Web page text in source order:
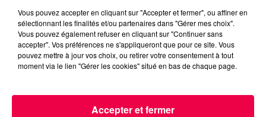
3 août 2026
PRÉVIFEUX : "il faut avoir une culture du risque"
dans les Vosges
Vous pouvez accepter en cliquant sur "Accepter et fermer", ou affiner en
sélectionnant les finalités et/ou partenaires dans "Gérer mes choix".
Vous pouvez également refuser en cliquant sur "Continuer sans
accepter". Vos préférences ne s'appliqueront que pour ce site. Vous
pouvez mettre à jour vos choix, ou retirer votre consentement à tout
moment via le lien "Gérer les cookies" situé en bas de chaque page.
Accepter et fermer